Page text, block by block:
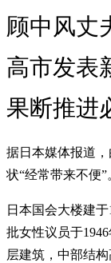
顾中风丈
高市发表
果断推进
据日本媒体报道
状“经常带来不便”
日本国会大楼建
批女性议员于
层建筑，中部结